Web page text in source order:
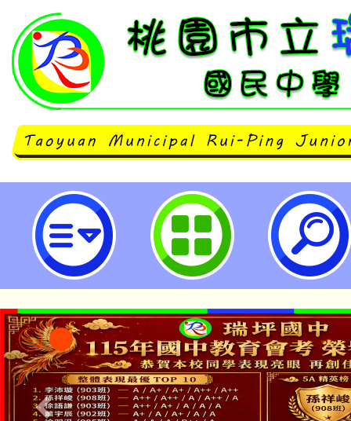
社團法人大享食育協會辦理「綠
餐毛豆食譜徵件活動」-桃園市立